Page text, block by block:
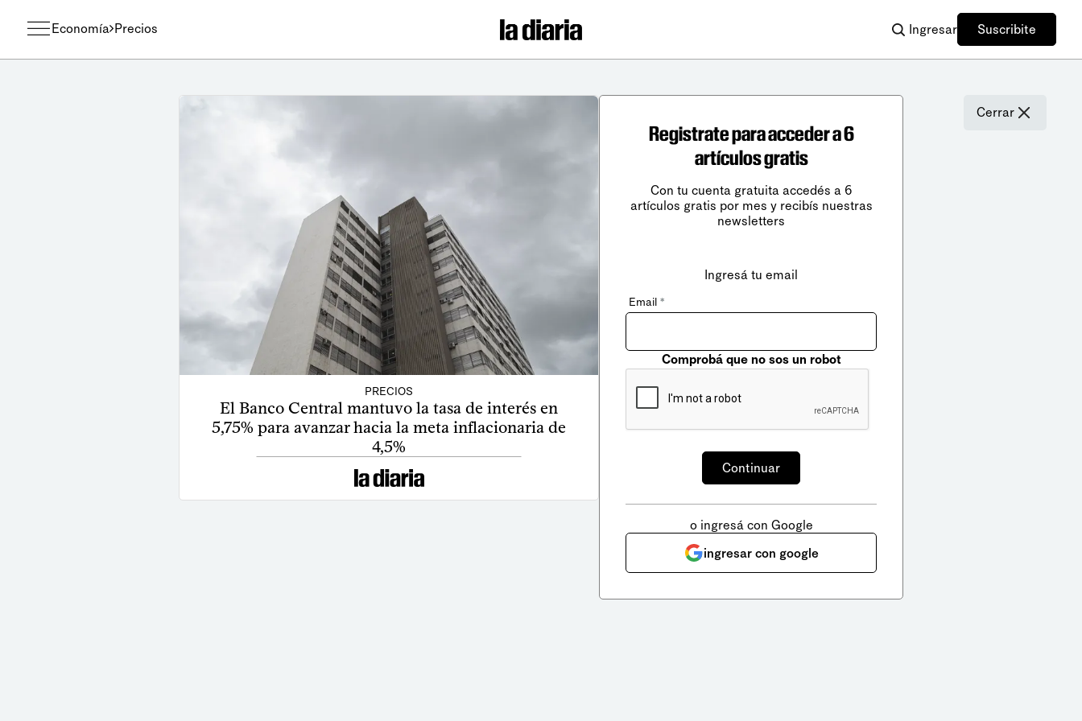
Economía Precios Ingresar Suscribite
PRECIOS
El Banco Central mantuvo la tasa de interés en
5,75% para avanzar hacia la meta inflacionaria de
4,5%
Cerrar
Registrate para acceder a 6
artículos gratis
Con tu cuenta gratuita accedés a 6
artículos gratis por mes y recibís nuestras
newsletters
Ingresá tu email
Email *
Comprobá que no sos un robot
o ingresá con Google
ingresar con google